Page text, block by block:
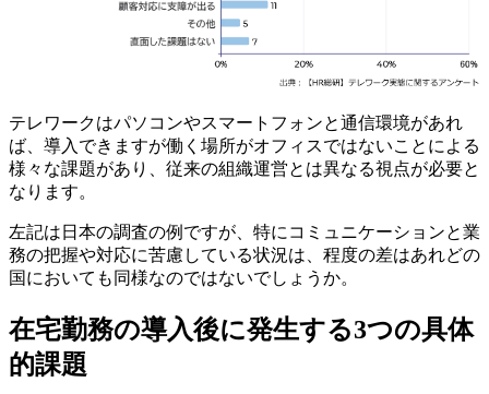
テレワークはパソコンやスマートフォンと通信環境があれ
ば、導入できますが働く場所がオフィスではないことによる
様々な課題があり、従来の組織運営とは異なる視点が必要と
なります。
左記は日本の調査の例ですが、特にコミュニケーションと業
務の把握や対応に苦慮している状況は、程度の差はあれどの
国においても同様なのではないでしょうか。
在宅勤務の導入後に発生する3つの具体
的課題